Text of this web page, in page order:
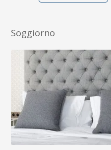
Soggiorno